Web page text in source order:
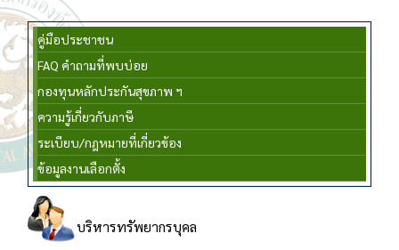
คู่มือประชาชน
FAQ คำถามที่พบบ่อย
กองทุนหลักประกันสุขภาพ ฯ
ความรู้เกี่ยวกับภาษี
ระเบียบ/กฎหมายที่เกี่ยวข้อง
ข้อมูลงานเลือกตั้ง
บริหารทรัพยากรบุคล